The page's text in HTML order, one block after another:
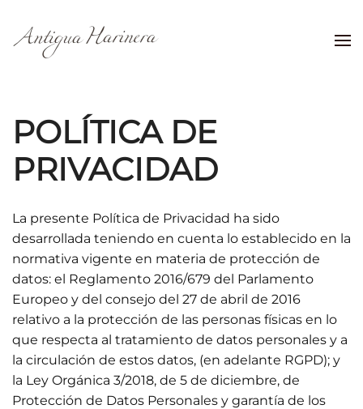
Skip to main content
POLÍTICA DE
PRIVACIDAD
La presente Política de Privacidad ha sido
desarrollada teniendo en cuenta lo establecido en la
normativa vigente en materia de protección de
datos: el Reglamento 2016/679 del Parlamento
Europeo y del consejo del 27 de abril de 2016
relativo a la protección de las personas físicas en lo
que respecta al tratamiento de datos personales y a
la circulación de estos datos, (en adelante RGPD); y
la Ley Orgánica 3/2018, de 5 de diciembre, de
Protección de Datos Personales y garantía de los